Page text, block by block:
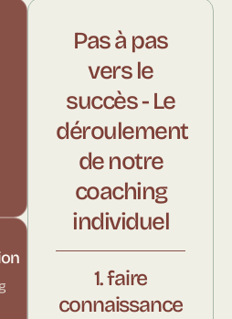
Pas à pas
vers le
succès - Le
déroulement
de notre
coaching
individuel
1. faire
connaissance